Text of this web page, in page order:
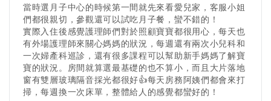
當時選月子中心的時候第一間就先來看愛兒家，客服小姐
們都很親切，參觀還可以試吃月子餐，蠻不錯的！
實際入住後感覺護理師們對於照顧寶寶都很用心，每天也
有外場護理師來關心媽媽的狀況，每週還有兩次小兒科和
一次婦產科巡診，還有很多課程可以幫助新手媽媽了解寶
寶的狀況。房間就算選最基礎的也不算小，而且大片落地
窗有雙層玻璃隔音採光都很好👍每天房務阿姨們都會來打
掃，每週換一次床單，整體給人的感覺都蠻好的！